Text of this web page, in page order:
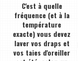
C'est à quelle
fréquence (et à la
température
exacte) vous devez
laver vos draps et
vos taies d'oreiller